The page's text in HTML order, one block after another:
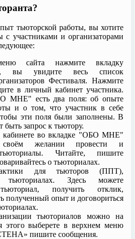
тьюторской работы, вы хотите
с участниками и организаторами
сайта нажмите вкладку
вы увидите весь список
Фестиваля. Нажмите
в личный кабинет участника.
МНЕ" есть два поля: об опыте
и о том, что участник в себе
эти поля были заполнены. В
быть запрос к тьютору.
кабинете во вкладке "ОБО МНЕ"
желании провести и
Читайте, пишите
о тьюториалах.
для тьюторов (ППТ),
тьюториалах. Здесь можете
получить отклик,
полученный опыт и договориться
тьюториалов можно на
этого выберете в верхнем меню
пишите сообщения.